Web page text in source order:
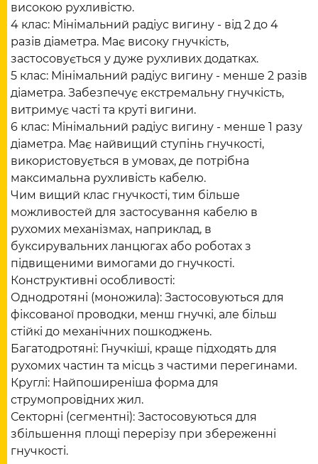
високою рухливістю.
4 клас: Мінімальний радіус вигину - від 2 до 4
разів діаметра. Має високу гнучкість,
застосовується у дуже рухливих додатках.
5 клас: Мінімальний радіус вигину - менше 2 разів
діаметра. Забезпечує екстремальну гнучкість,
витримує часті та круті вигини.
6 клас: Мінімальний радіус вигину - менше 1 разу
діаметра. Має найвищий ступінь гнучкості,
використовується в умовах, де потрібна
максимальна рухливість кабелю.
Чим вищий клас гнучкості, тим більше
можливостей для застосування кабелю в
рухомих механізмах, наприклад, в
буксирувальних ланцюгах або роботах з
підвищеними вимогами до гнучкості.
Конструктивні особливості:
Однодротяні (моножила): Застосовуються для
фіксованої проводки, менш гнучкі, але більш
стійкі до механічних пошкоджень.
Багатодротяні: Гнучкіші, краще підходять для
рухомих частин та місць з частими перегинами.
Круглі: Найпоширеніша форма для
струмопровідних жил.
Секторні (сегментні): Застосовуються для
збільшення площі перерізу при збереженні
гнучкості.